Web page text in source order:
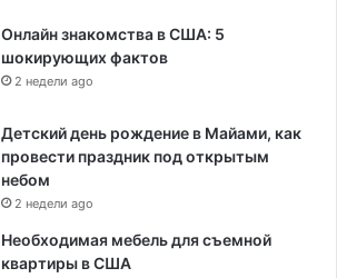
Онлайн знакомства в США: 5
шокирующих фактов
2 недели ago
Детский день рождение в Майами, как
провести праздник под открытым
небом
2 недели ago
Необходимая мебель для съемной
квартиры в США